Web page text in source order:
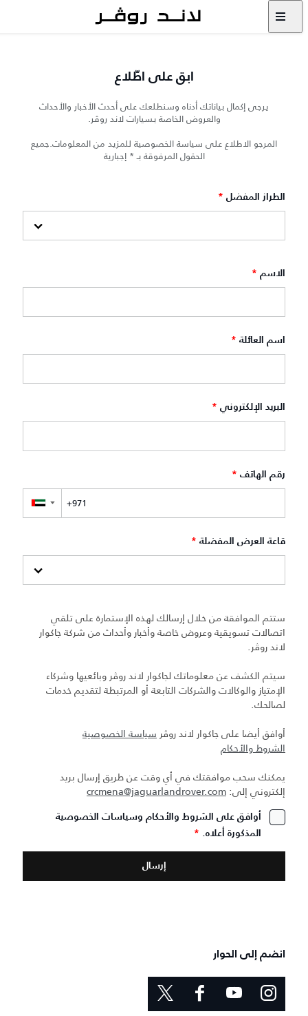
ابق على اطّلاع
يرجى إكمال بياناتك أدناه وسنطلعك على أحدث الأخبار والأحداث
والعروض الخاصة بسيارات لاند روڤر.
المرجو الاطلاع على سياسة الخصوصية للمزيد من المعلومات.جميع
الحقول المرفوقة بـ * إجبارية
الطراز المفضل *
الاسم *
اسم العائلة *
البريد الإلكتروني *
رقم الهاتف *
▼
قاعة العرض المفضلة *
ستتم الموافقة من خلال إرسالك لهذه الإستمارة على تلقي
اتصالات تسويقية وعروض خاصة وأخبار وأحداث من شركة جاكوار
لاند روڤر.
سيتم الكشف عن معلوماتك لجاكوار لاند روڤر وبائعيها وشركاء
الإمتياز والوكالات والشركات التابعة أو المرتبطة لتقديم خدمات
لصالحك.
أوافق أيضا على جاكوار لاند روڤر سياسة الخصوصية
الشروط والأحكام
يمكنك سحب موافقتك في أي وقت عن طريق إرسال بريد
إلكتروني إلى: crcmena@jaguarlandrover.com
أوافق على الشروط والأحكام وسياسات الخصوصية
المذكورة أعلاه. *
انضم إلى الحوار